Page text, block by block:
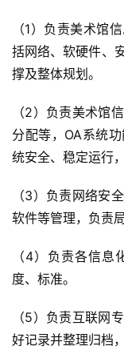
（1）负责美术馆
括网络、软硬件、
撑及整体规划。
（2）负责美术馆
分配等，OA系统
统安全、稳定运行
（3）负责网络安
软件等管理，负责
（4）负责各信息
度、标准。
（5）负责互联网
好记录并整理归档